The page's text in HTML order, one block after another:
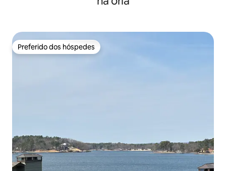
Preferido dos hóspedes
Preferido dos hóspedes